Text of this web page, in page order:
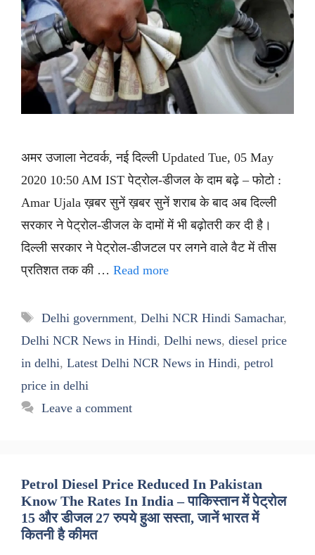
अमर उजाला नेटवर्क, नई दिल्ली Updated Tue, 05 May
2020 10:50 AM IST पेट्रोल-डीजल के दाम बढ़े – फोटो :
Amar Ujala ख़बर सुनें ख़बर सुनें शराब के बाद अब दिल्ली
सरकार ने पेट्रोल-डीजल के दामों में भी बढ़ोतरी कर दी है।
दिल्ली सरकार ने पेट्रोल-डीजटल पर लगने वाले वैट में तीस
प्रतिशत तक की … Read more
Tags
Delhi government, Delhi NCR Hindi Samachar,
Delhi NCR News in Hindi, Delhi news, diesel price
in delhi, Latest Delhi NCR News in Hindi, petrol
price in delhi
Leave a comment
Petrol Diesel Price Reduced In Pakistan
Know The Rates In India – पाकिस्तान में पेट्रोल
15 और डीजल 27 रुपये हुआ सस्ता, जानें भारत में
कितनी है कीमत